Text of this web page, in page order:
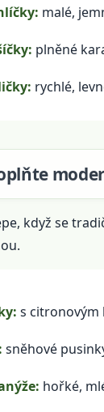
malé,
plněné
rychlé,
když se
s citronovým
sněhové
hořké,